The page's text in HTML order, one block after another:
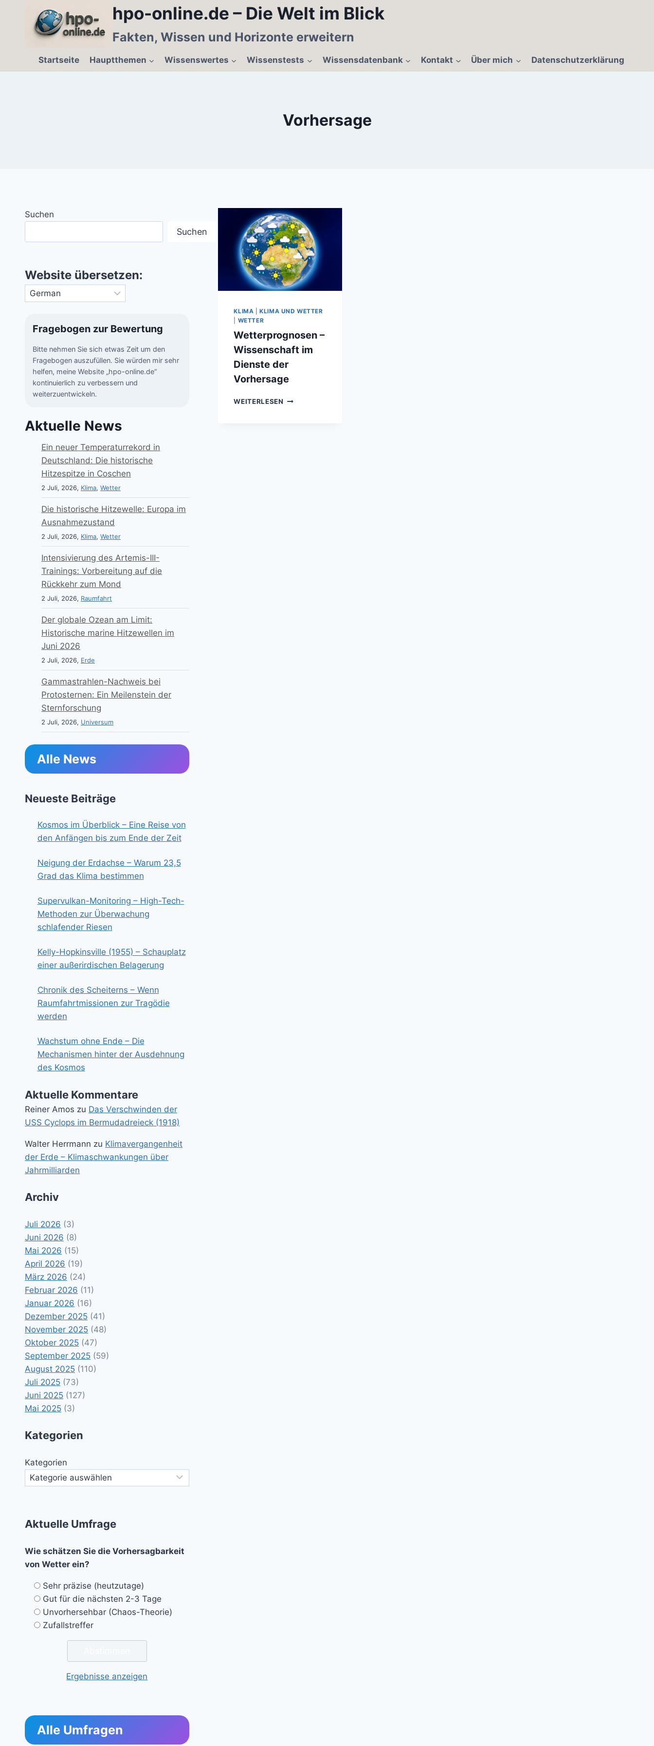
hpo-online.de – Die Welt im Blick
Fakten, Wissen und Horizonte erweitern
Startseite Hauptthemen Wissenswertes Wissenstests Wissensdatenbank Kontakt Über mich Datenschutzerklärung
Vorhersage
KLIMA |KLIMA UND WETTER
WETTER
Wetterprognosen –
Wissenschaft im
Dienste der
Vorhersage
WEITERLESEN WETTERPROGNOSEN
Suchen
Suchen
Website übersetzen:
Fragebogen zur Bewertung
Bitte nehmen Sie sich etwas Zeit um den
Fragebogen auszufüllen. Sie würden mir sehr
helfen, meine Website „hpo-online.de“
kontinuierlich zu verbessern und
weiterzuentwickeln.
Aktuelle News
Ein neuer Temperaturrekord in
Deutschland: Die historische
Hitzespitze in Coschen
2 Juli, 2026, Klima, Wetter
Die historische Hitzewelle: Europa im
Ausnahmezustand
2 Juli, 2026, Klima, Wetter
Intensivierung des Artemis-III-
Trainings: Vorbereitung auf die
Rückkehr zum Mond
2 Juli, 2026, Raumfahrt
Der globale Ozean am Limit:
Historische marine Hitzewellen im
Juni 2026
2 Juli, 2026, Erde
Gammastrahlen-Nachweis bei
Protosternen: Ein Meilenstein der
Sternforschung
2 Juli, 2026, Universum
Alle News
Neueste Beiträge
Kosmos im Überblick – Eine Reise von
den Anfängen bis zum Ende der Zeit
Neigung der Erdachse – Warum 23,5
Grad das Klima bestimmen
Supervulkan-Monitoring – High-Tech-
Methoden zur Überwachung
schlafender Riesen
Kelly-Hopkinsville (1955) – Schauplatz
einer außerirdischen Belagerung
Chronik des Scheiterns – Wenn
Raumfahrtmissionen zur Tragödie
werden
Wachstum ohne Ende – Die
Mechanismen hinter der Ausdehnung
des Kosmos
Aktuelle Kommentare
Reiner Amos zu Das Verschwinden der
USS Cyclops im Bermudadreieck (1918)
Walter Herrmann zu Klimavergangenheit
der Erde – Klimaschwankungen über
Jahrmilliarden
Archiv
Juli 2026 (3)
Juni 2026 (8)
Mai 2026 (15)
April 2026 (19)
März 2026 (24)
Februar 2026 (11)
Januar 2026 (16)
Dezember 2025 (41)
November 2025 (48)
Oktober 2025 (47)
September 2025 (59)
August 2025 (110)
Juli 2025 (73)
Juni 2025 (127)
Mai 2025 (3)
Kategorien
Kategorien
Aktuelle Umfrage
Wie schätzen Sie die Vorhersagbarkeit
von Wetter ein?
Sehr präzise (heutzutage)
Gut für die nächsten 2-3 Tage
Unvorhersehbar (Chaos-Theorie)
Zufallstreffer
Ergebnisse anzeigen
Alle Umfragen